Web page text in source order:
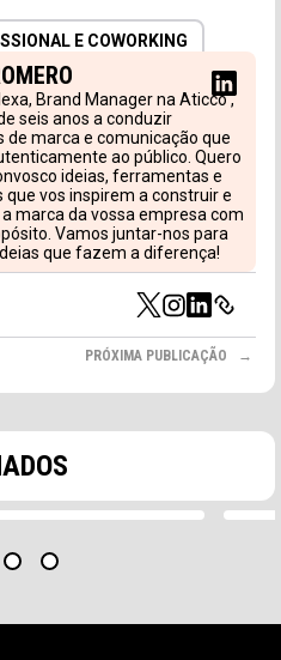
E COWORKING
Brand Manager na Aticco ,
seis anos a conduzir
de marca e comunicação que
ao público. Quero
ideias, ferramentas e
que vos inspirem a construir e
marca da vossa empresa com
Vamos juntar-nos para
que fazem a diferença!
PRÓXIMA PUBLICAÇÃO
E COWORKING 3MIN
entanto, nos anos